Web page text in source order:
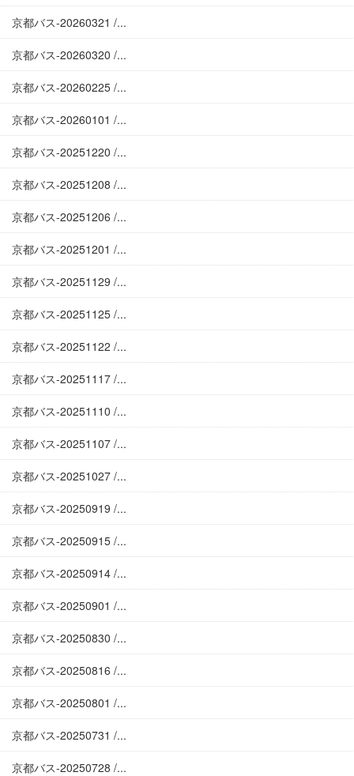
京都バス-20260321 /...
京都バス-20260320 /...
京都バス-20260225 /...
京都バス-20260101 /...
京都バス-20251220 /...
京都バス-20251208 /...
京都バス-20251206 /...
京都バス-20251201 /...
京都バス-20251129 /...
京都バス-20251125 /...
京都バス-20251122 /...
京都バス-20251117 /...
京都バス-20251110 /...
京都バス-20251107 /...
京都バス-20251027 /...
京都バス-20250919 /...
京都バス-20250915 /...
京都バス-20250914 /...
京都バス-20250901 /...
京都バス-20250830 /...
京都バス-20250816 /...
京都バス-20250801 /...
京都バス-20250731 /...
京都バス-20250728 /...